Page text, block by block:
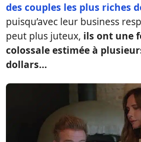
des couples les plus riches
puisqu’avec leur business
peut plus juteux, ils ont une
colossale estimée à
dollars…